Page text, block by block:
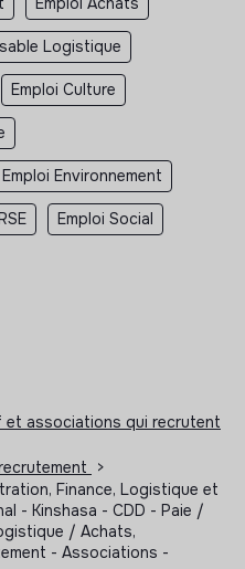
Logistique
Emploi Culture
Emploi Environnement
Emploi Social
associations qui recrutent
>
Finance, Logistique et
- Kinshasa - CDD - Paie /
/ Achats,
- Associations -